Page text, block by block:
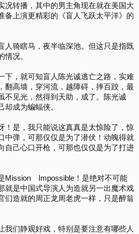
况转播，其中的男主角现在就在美国大
备上演更精彩的《盲人飞跃太平洋》的
人骑瞎马，夜半临深池。但这只是指既
情况。
下，就可知盲人陈光诚逃亡之路，实难
翻高墙，穿河流，越障碍，摔百跤，最
不见光，然得到天助，成了。陈光诚
却成为蝙蝠侠。
！是，我只能说这真真是太惊险了，惊
中弹，可那仅仅是为了潜伏！动魄得就
自己心口开枪，可那也仅仅是为了打进
Mission Impossible！是绝对不可能
就是中国式导演人为造就另一出魔术戏
们造就的周正龙周老虎一样，只是醉翁
我们静观好戏，特别是要注意有哪些人